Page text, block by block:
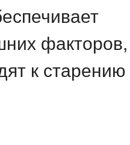
факторов,
к старению